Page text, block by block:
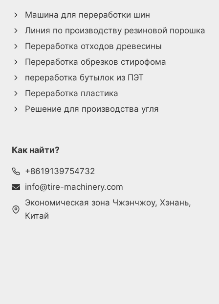
Машина для переработки шин
Линия по производству резиновой порошка
Переработка отходов древесины
Переработка обрезков стирофома
переработка бутылок из ПЭТ
Переработка пластика
Решение для производства угля
Как найти?
+8619139754732
info@tire-machinery.com
Экономическая зона Чжэнчжоу, Хэнань,
Китай